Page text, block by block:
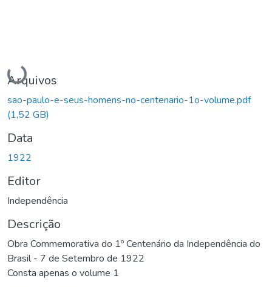
Carregando...
Arquivos
sao-paulo-e-seus-homens-no-centenario-1o-volume.pdf
(1,52 GB)
Data
1922
Editor
Independência
Descrição
Obra Commemorativa do 1º Centenário da Independência do
Brasil - 7 de Setembro de 1922
Consta apenas o volume 1